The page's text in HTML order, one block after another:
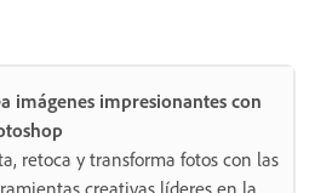
imágenes impresionantes con
retoca y transforma fotos con las
creativas líderes en la